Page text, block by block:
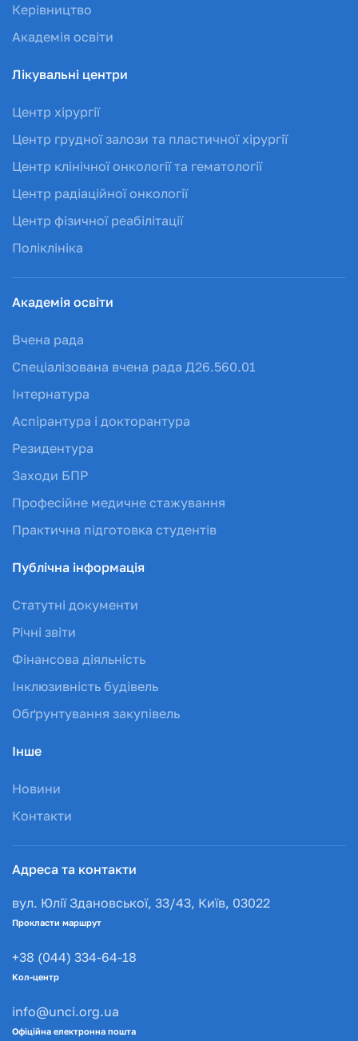
Керівництво
Академія освіти
Лікувальні центри
Центр хірургії
Центр грудної залози та пластичної хірургії
Центр клінічної онкології та гематології
Центр радіаційної онкології
Центр фізичної реабілітації
Поліклініка
Академія освіти
Вчена рада
Спеціалізована вчена рада Д26.560.01
Інтернатура
Аспірантура і докторантура
Резидентура
Заходи БПР
Професійне медичне стажування
Практична підготовка студентів
Публічна інформація
Статутні документи
Річні звіти
Фінансова діяльність
Інклюзивність будівель
Обґрунтування закупівель
Інше
Новини
Контакти
Адреса та контакти
вул. Юлії Здановської, 33/43, Київ, 03022
Прокласти маршрут
+38 (044) 334-64-18
Кол-центр
info@unci.org.ua
Офіційна електронна пошта